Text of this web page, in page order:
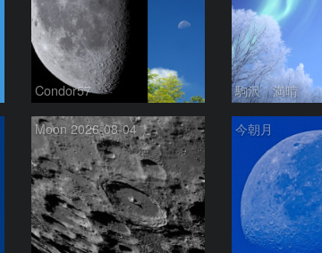
Condor57 駒沢 満晴
Moon 2026-08-04 今朝月